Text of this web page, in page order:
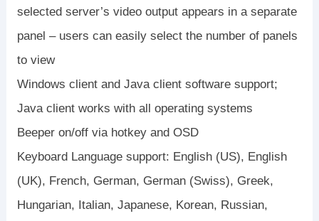
selected server’s video output appears in a separate
panel – users can easily select the number of panels
to view
Windows client and Java client software support;
Java client works with all operating systems
Beeper on/off via hotkey and OSD
Keyboard Language support: English (US), English
(UK), French, German, German (Swiss), Greek,
Hungarian, Italian, Japanese, Korean, Russian,